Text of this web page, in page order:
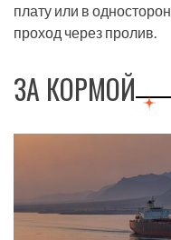
плату или в
проход через пролив.
ЗА КОРМОЙ